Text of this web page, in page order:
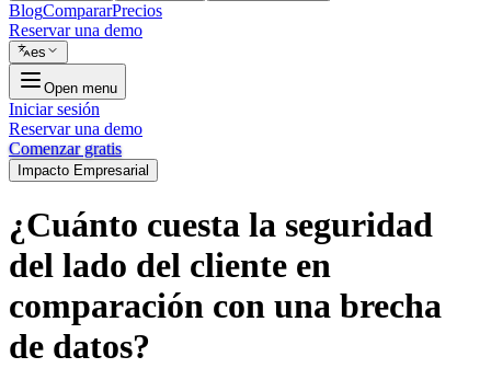
BlogCompararPrecios
Reservar una demo
es
Open menu
Iniciar sesión
Reservar una demo
Comenzar gratis
Impacto Empresarial
¿Cuánto cuesta la seguridad
del lado del cliente en
comparación con una brecha
de datos?